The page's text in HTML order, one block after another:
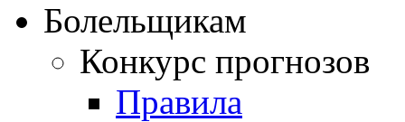
Болельщикам
Конкурс прогнозов
Правила